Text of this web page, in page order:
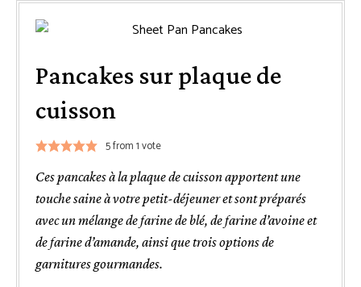
Pancakes sur plaque de
cuisson
5from 1 vote
Ces pancakes à la plaque de cuisson apportent une
touche saine à votre petit-déjeuner et sont préparés
avec un mélange de farine de blé, de farine d’avoine et
de farine d’amande, ainsi que trois options de
garnitures gourmandes.